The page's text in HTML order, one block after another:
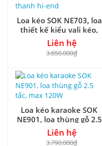
Loa kéo SOK NE703, loa
thiết kế kiểu vali kéo,
âm thanh hi-end
Liên hệ
3.650.000₫
Loa kéo karaoke SOK
NE901, loa thùng gỗ 2.5
tấc, max 120W
Liên hệ
3.790.000₫